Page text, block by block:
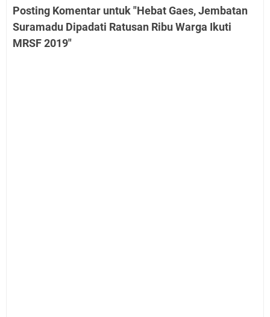
Posting Komentar untuk "Hebat Gaes, Jembatan
Suramadu Dipadati Ratusan Ribu Warga Ikuti
MRSF 2019"